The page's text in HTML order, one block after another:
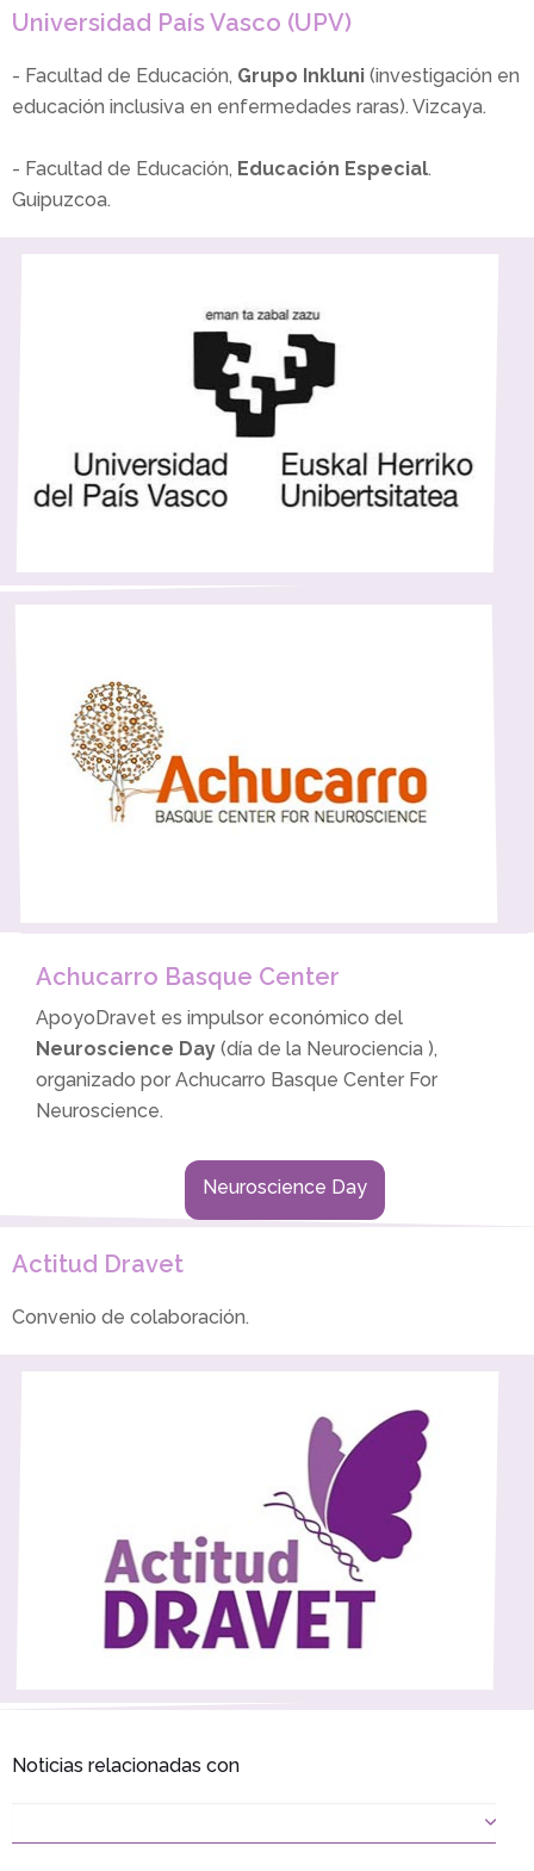
Universidad País Vasco (UPV)
- Facultad de Educación, Grupo Inkluni (investigación en
educación inclusiva en enfermedades raras). Vizcaya.
- Facultad de Educación, Educación Especial.
Guipuzcoa.
Achucarro Basque Center
ApoyoDravet es impulsor económico del
Neuroscience Day (día de la Neurociencia ),
organizado por Achucarro Basque Center For
Neuroscience.
Neuroscience Day
Actitud Dravet
Convenio de colaboración.
Noticias relacionadas con